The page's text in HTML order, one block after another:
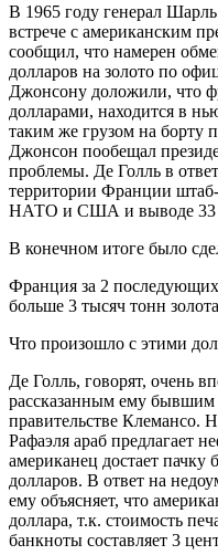
В 1965 году генерал
встрече с американским
сообщил, что намерен
долларов на золото по
Джонсону доложили, что
долларами, находится в
таким же грузом на борту
Джонсон пообещал
проблемы. Де Голль в
территории Франции
НАТО и США и выводе 33
В конечном итоге было
Франция за 2
больше 3 тысяч тонн
Что произошло с этими
Де Голль, говорят, очень
рассказанным ему
правительстве Клемансо.
Рафаэля араб предлагает
американец достает пачку
долларов. В ответ на
ему объясняет, что
доллара, т.к. стоимость
банкноты составляет 3